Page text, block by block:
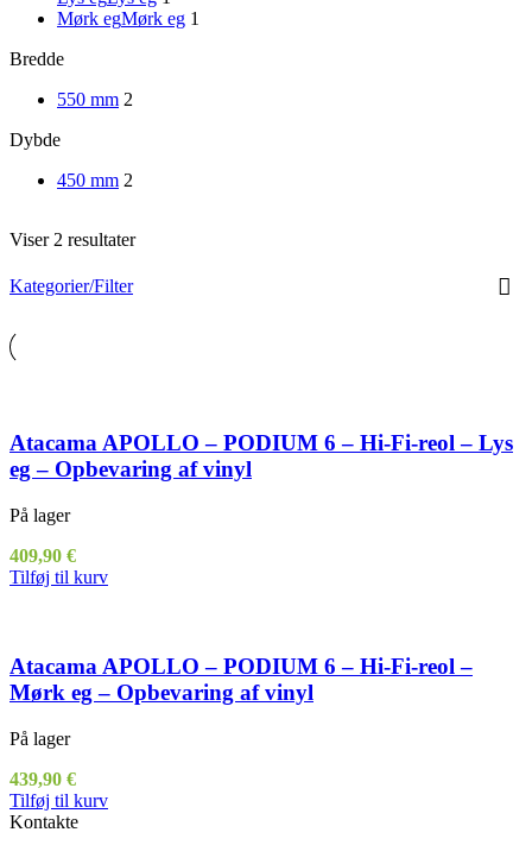
Mørk egMørk eg 1
Bredde
550 mm 2
Dybde
450 mm 2
Viser 2 resultater
Kategorier/Filter
Atacama APOLLO – PODIUM 6 – Hi-Fi-reol – Lys
eg – Opbevaring af vinyl
På lager
409,90 €
Tilføj til kurv
Atacama APOLLO – PODIUM 6 – Hi-Fi-reol –
Mørk eg – Opbevaring af vinyl
På lager
439,90 €
Tilføj til kurv
Kontakte